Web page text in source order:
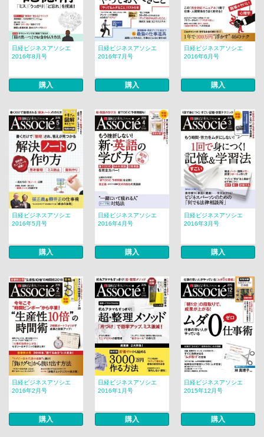
日経ビジネスアソシエ
2016年8月号
購入
日経ビジネスアソシエ
2016年7月号
購入
日経ビジネスアソシエ
2016年6月号
購入
日経ビジネスアソシエ
2016年5月号
購入
日経ビジネスアソシエ
2016年4月号
購入
日経ビジネスアソシエ
2016年3月号
購入
日経ビジネスアソシエ
2016年2月号
購入
日経ビジネスアソシエ
2016年1月号
購入
日経ビジネスアソシエ
2015年12月号
購入